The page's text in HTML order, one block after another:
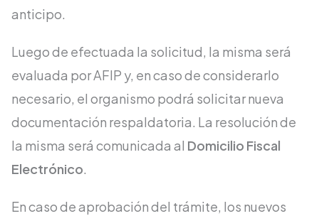
anticipo.
Luego de efectuada la solicitud, la misma será
evaluada por AFIP y, en caso de considerarlo
necesario, el organismo podrá solicitar nueva
documentación respaldatoria. La resolución de
la misma será comunicada al Domicilio Fiscal
Electrónico.
En caso de aprobación del trámite, los nuevos